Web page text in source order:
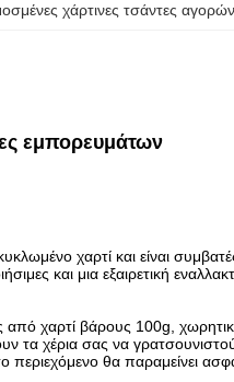
χάρτινες τσάντες
εμπορευμάτων
χαρτί και είναι
και μια εξαιρετική
από χαρτί βάρους 100g,
τα χέρια σας να
θα παραμείνει